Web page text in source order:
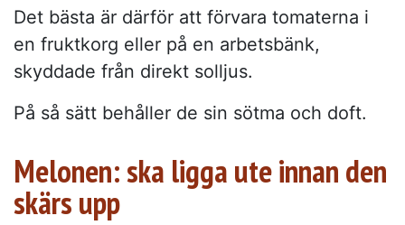
Det bästa är därför att förvara tomaterna i
en fruktkorg eller på en arbetsbänk,
skyddade från direkt solljus.
På så sätt behåller de sin sötma och doft.
Melonen: ska ligga ute innan den
skärs upp